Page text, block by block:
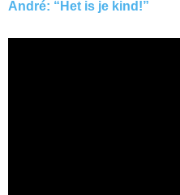
André: “Het is je kind!”